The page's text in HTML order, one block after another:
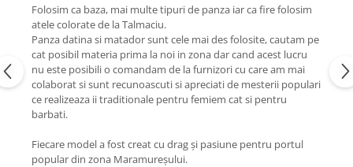
Folosim ca baza, mai multe tipuri de panza iar ca fire folosim
atele colorate de la Talmaciu.
Panza datina si matador sunt cele mai des folosite, cautam pe
cat posibil materia prima la noi in zona dar cand acest lucru
nu este posibili o comandam de la furnizori cu care am mai
colaborat si sunt recunoascuti si apreciati de mesterii populari
ce realizeaza ii traditionale pentru femiem cat si pentru
barbati.
Fiecare model a fost creat cu drag și pasiune pentru portul
popular din zona Maramureșului.